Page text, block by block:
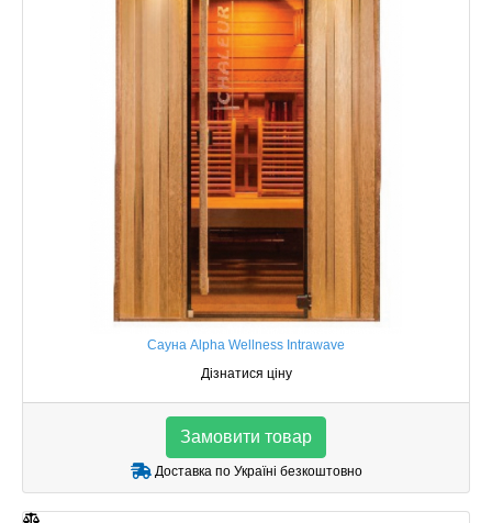
Сауна Alpha Wellness Intrawave
Дізнатися ціну
Замовити товар
Доставка по Україні безкоштовно